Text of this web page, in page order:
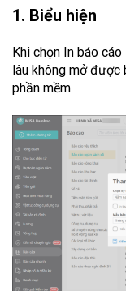
1. Biểu hiện
Khi chọn In báo cáo
lâu không mở
phần mềm